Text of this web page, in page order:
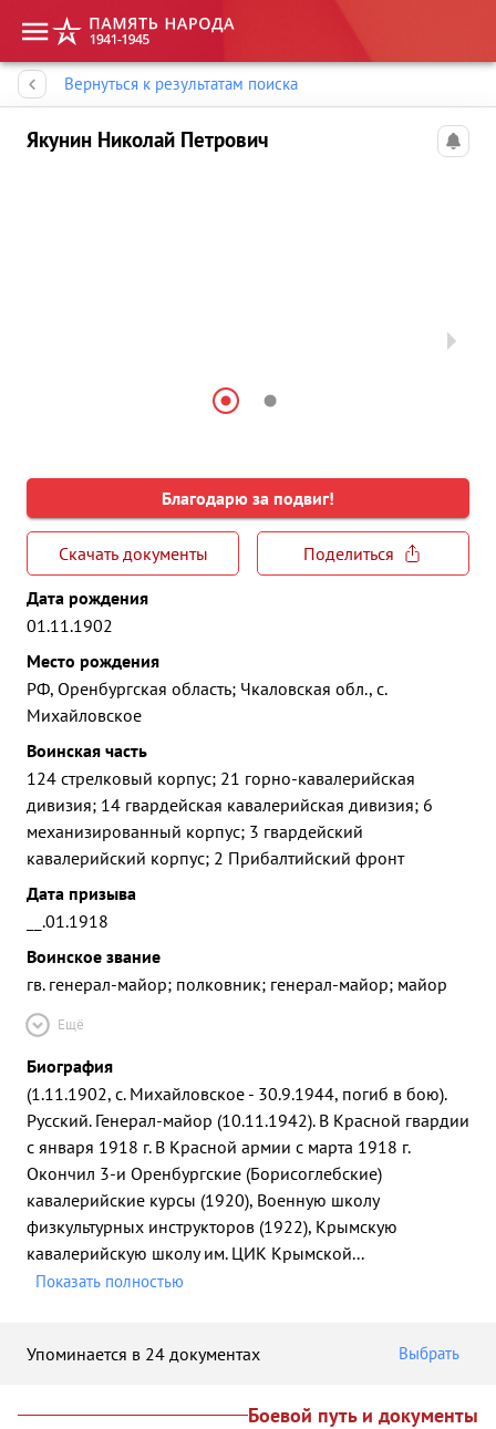
Вернуться к результатам поиска
Якунин Николай Петрович
Благодарю за подвиг!
Скачать документы
Поделиться
Дата рождения
01.11.1902
Место рождения
РФ, Оренбургская область; Чкаловская обл., с.
Михайловское
Воинская часть
124 стрелковый корпус; 21 горно-кавалерийская
дивизия; 14 гвардейская кавалерийская дивизия; 6
механизированный корпус; 3 гвардейский
кавалерийский корпус; 2 Прибалтийский фронт
Дата призыва
__.01.1918
Воинское звание
гв. генерал-майор; полковник; генерал-майор; майор
Ещё
Биография
(1.11.1902, с. Михайловское - 30.9.1944, погиб в бою).
Русский. Генерал-майор (10.11.1942). В Красной гвардии
с января 1918 г. В Красной армии с марта 1918 г.
Окончил 3-и Оренбургские (Борисоглебские)
кавалерийские курсы (1920), Военную школу
физкультурных инструкторов (1922), Крымскую
кавалерийскую школу им. ЦИК Крымской...
Показать полностью
Упоминается в 24 документах Выбрать
Боевой путь и документы
Память народа